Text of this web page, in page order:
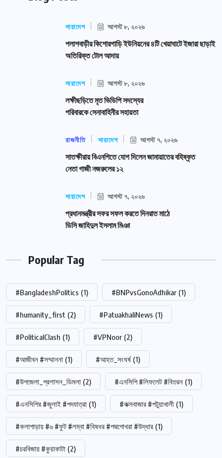
সারাদেশ আগস্ট ৮, ২০২৬
পলাশবাড়ীর কিশোরগাড়ি ইউনিয়নের ৪টি খেয়াঘাটে ইজারা ছাড়াই
অতিরিক্ত টোল আদায়
সারাদেশ আগস্ট ৮, ২০২৬
লক্ষীছড়িতে মৃত ভিডিপি সদস্যের
পরিবারকে সেনাবাহিনীর সহায়তা
রাজনীতি সারাদেশ আগস্ট ৭, ২০২৬
সাতক্ষীরায় বিএনপিতে যোগ দিলেন জামায়াতের বহিষ্কৃত
নেতা গাজী নজরুলের ১২
সারাদেশ আগস্ট ৭, ২০২৬
প্রধানমন্ত্রীর সফর সফল করতে দিনরাত মাঠে
ডিসি জাহিদুল ইসলাম মিঞা
Popular Tag
#BangladeshPolitics (1) #BNPvsGonoAdhikar (1)
#humanity_first (2) #PatuakhaliNews (1)
#PoliticalClash (1) #VPNoor (2)
#আজীবন #সম্মাননা (1) #আহত_সংঘর্ষ (1)
#উপজেলা_প্রশাসন_ডিমলা (2) #এনসিপি #লিফলেট #বিতরন (1)
#এনসিপির #জুলাই #পদযাত্রা (1) #কক্সবাজার #পটুয়াখালী (1)
#কলাপাড়ায় #৬ #ফুট #লম্বা #বিষধর #পদ্মগোখরা #উদ্ধার (1)
#চরবিজায় #কুয়াকাটা (2)